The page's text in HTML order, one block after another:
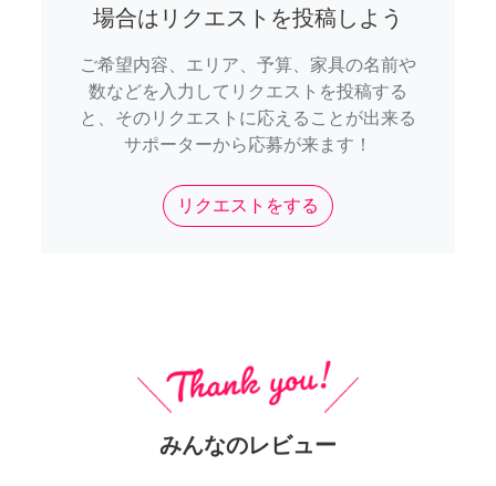
場合はリクエストを投稿しよう
ご希望内容、エリア、予算、家具の名前や
数などを入力してリクエストを投稿する
と、そのリクエストに応えることが出来る
サポーターから応募が来ます！
リクエストをする
みんなのレビュー